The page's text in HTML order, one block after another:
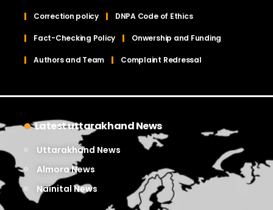
Correction policy DNPA Code of Ethics
Fact-Checking Policy Onwership and Funding
Authors and Team Complaint Redressal
Latest uttarakhand News
Uttarakhand News
Almora News
Nainital News